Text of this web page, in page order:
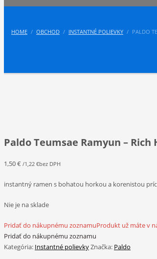
HOME OBCHOD INSTANTNÉ POLIEVKY PALDO
Paldo Teumsae Ramyun – Rich
1,50€ /1,22 €bez DPH
instantný ramen s bohatou horkou a korenistou
Nie je na sklade
Pridať do nákupnému zoznamuProdukt už máte v
Pridať do nákupnému zoznamu
Kategória: Instantné polievkyZnačka: Paldo